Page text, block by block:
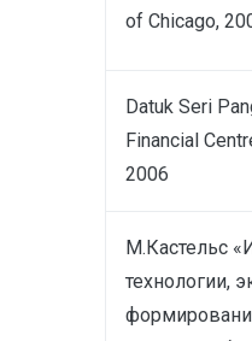
of Chicago,
Datuk Seri
Financial
2006
М.Кастельс
технологии,